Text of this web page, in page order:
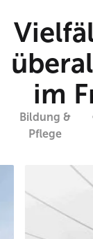
im
Bildung &
Pflege